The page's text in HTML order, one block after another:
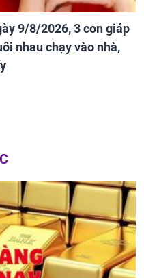
9/8/2026, 3 con giáp
nhau chạy vào nhà,